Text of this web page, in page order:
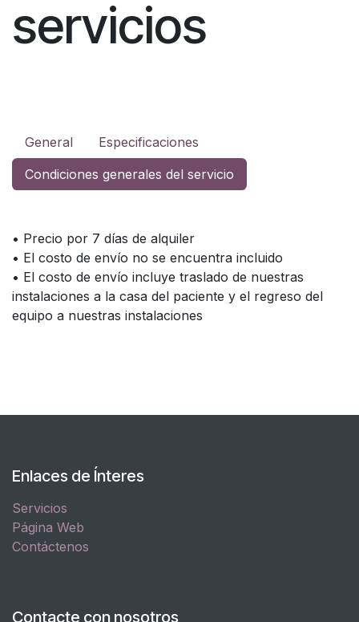
servicios
General
Especificaciones
Condiciones generales del servicio
• Precio por 7 días de alquiler
• El costo de envío no se encuentra incluido
• El costo de envío incluye traslado de nuestras
instalaciones a la casa del paciente y el regreso del
equipo a nuestras instalaciones
Enlaces de Ínteres
Servicios
Página Web
Contáctenos
Contacte con nosotros